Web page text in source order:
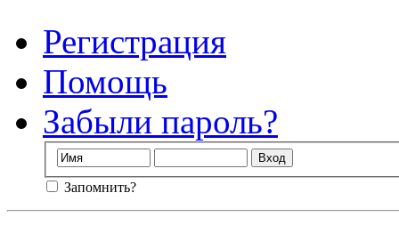
Регистрация
Помощь
Забыли пароль?
Запомнить?